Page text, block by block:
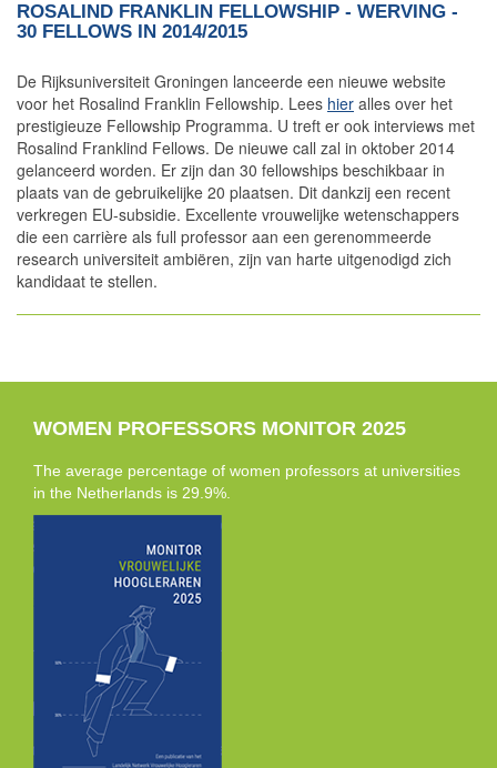
ROSALIND FRANKLIN FELLOWSHIP - WERVING -
30 FELLOWS IN 2014/2015
De Rijksuniversiteit Groningen lanceerde een nieuwe website
voor het Rosalind Franklin Fellowship. Lees hier alles over het
prestigieuze Fellowship Programma. U treft er ook interviews met
Rosalind Franklind Fellows. De nieuwe call zal in oktober 2014
gelanceerd worden. Er zijn dan 30 fellowships beschikbaar in
plaats van de gebruikelijke 20 plaatsen. Dit dankzij een recent
verkregen EU-subsidie. Excellente vrouwelijke wetenschappers
die een carrière als full professor aan een gerenommeerde
research universiteit ambiëren, zijn van harte uitgenodigd zich
kandidaat te stellen.
WOMEN PROFESSORS MONITOR 2025
The average percentage of women professors at universities
in the Netherlands is 29.9%.